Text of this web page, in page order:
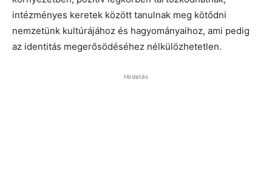
intézményes keretek között tanulnak meg kötődni
nemzetünk kultúrájához és hagyományaihoz, ami pedig
az identitás megerősödéséhez nélkülözhetetlen.
Hirdetés